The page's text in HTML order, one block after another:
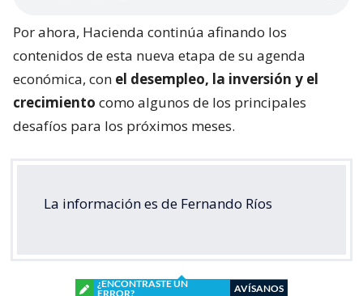
Por ahora, Hacienda continúa afinando los
contenidos de esta nueva etapa de su agenda
económica, con el desempleo, la inversión y el
crecimiento como algunos de los principales
desafíos para los próximos meses.
La información es de Fernando Ríos
¿ENCONTRASTE UN
ERROR?
AVÍSANOS